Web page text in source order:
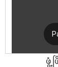
ဖွံ့ဖ